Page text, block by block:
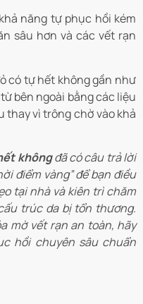
năng tự phục hồi kém
sâu hơn và các vết rạn
có tự hết không gần như
bên ngoài bằng các liệu
thay vì trông chờ vào khả
khôngđã có câu trả lời
điểm vàng” để bạn điều
tại nhà và kiên trì chăm
trúc da bị tổn thương.
mờ vết rạn an toàn, hãy
hồi chuyên sâu chuẩn